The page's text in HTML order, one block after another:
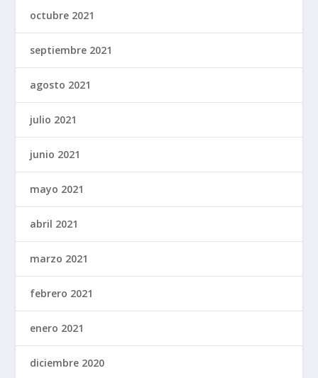
octubre 2021
septiembre 2021
agosto 2021
julio 2021
junio 2021
mayo 2021
abril 2021
marzo 2021
febrero 2021
enero 2021
diciembre 2020